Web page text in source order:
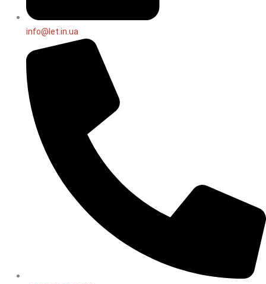
info@let.in.ua